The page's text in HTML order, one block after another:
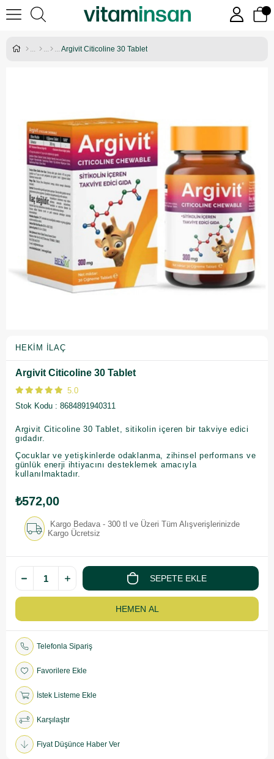
Argivit Citicoline 30 Tablet
HEKIM İLAÇ
Argivit Citicoline 30 Tablet
5.0
Stok Kodu
8684891940311
Argivit Citicoline 30 Tablet, sitikolin içeren bir takviye edici
gıdadır.
Çocuklar ve yetişkinlerde odaklanma, zihinsel performans ve
günlük enerji ihtiyacını desteklemek amacıyla
kullanılmaktadır.
₺572,00
Kargo Bedava - 300 tl ve Üzeri Tüm Alışverişlerinizde
Kargo Ücretsiz
Telefonla Sipariş
Favorilere Ekle
İstek Listeme Ekle
Karşılaştır
Fiyat Düşünce Haber Ver